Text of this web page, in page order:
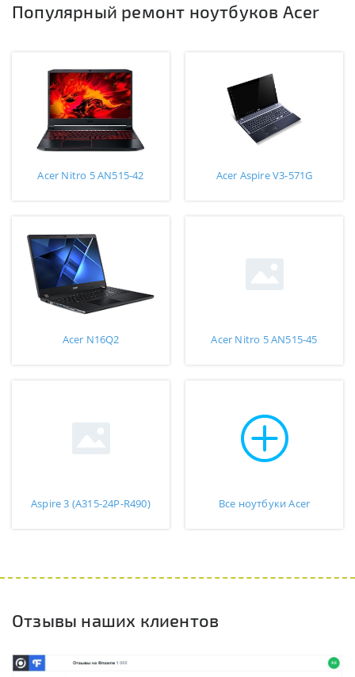
Популярный ремонт ноутбуков Acer
Acer Nitro 5 AN515-42 Acer Aspire V3-571G
Acer N16Q2 Acer Nitro 5 AN515-45
Aspire 3 (A315-24P-R490) Все ноутбуки Acer
Отзывы наших клиентов